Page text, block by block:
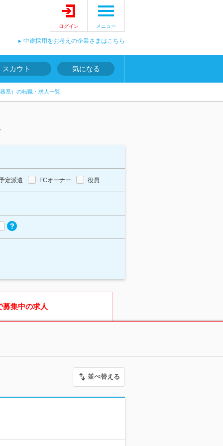
ログイン メニュー
中途採用をお考えの企業さまはこちら
スカウト 気になる
系）の転職・求人一覧
定派遣 FCオーナー 役員
募集中の求人
並べ替える